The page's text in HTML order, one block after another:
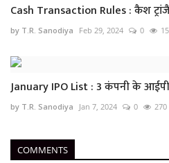
Cash Transaction Rules : कैश
by T.R. Sanodiya Feb 29, 2024 0
January IPO List : 3 कंपनी के
by T.R. Sanodiya Jan 7, 2024 0 270
COMMENTS